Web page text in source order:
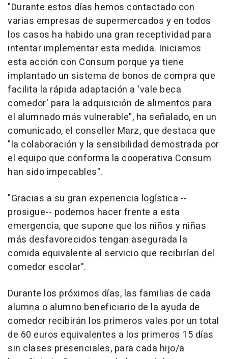
"Durante estos días hemos contactado con
varias empresas de supermercados y en todos
los casos ha habido una gran receptividad para
intentar implementar esta medida. Iniciamos
esta acción con Consum porque ya tiene
implantado un sistema de bonos de compra que
facilita la rápida adaptación a 'vale beca
comedor' para la adquisición de alimentos para
el alumnado más vulnerable", ha señalado, en un
comunicado, el conseller Marz, que destaca que
"la colaboración y la sensibilidad demostrada por
el equipo que conforma la cooperativa Consum
han sido impecables".
"Gracias a su gran experiencia logística --
prosigue-- podemos hacer frente a esta
emergencia, que supone que los niños y niñas
más desfavorecidos tengan asegurada la
comida equivalente al servicio que recibirían del
comedor escolar".
Durante los próximos días, las familias de cada
alumna o alumno beneficiario de la ayuda de
comedor recibirán los primeros vales por un total
de 60 euros equivalentes a los primeros 15 días
sin clases presenciales, para cada hijo/a